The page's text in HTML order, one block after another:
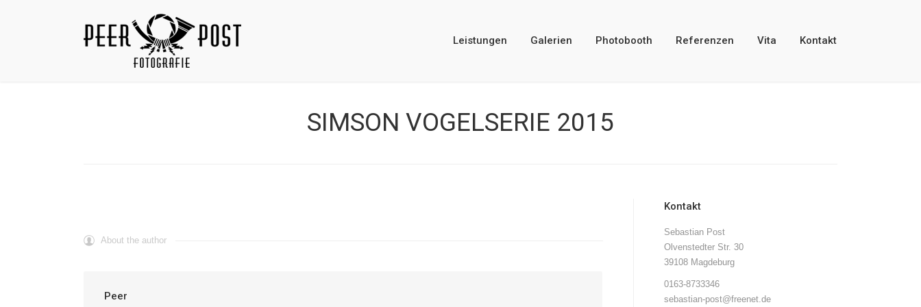
Leistungen Galerien Photobooth Referenzen Vita Kontakt
SIMSON VOGELSERIE 2015
About the author
Peer
Kontakt
Sebastian Post
Olvenstedter Str. 30
39108 Magdeburg
0163-8733346
sebastian-post@freenet.de